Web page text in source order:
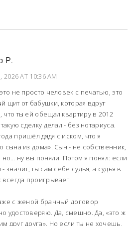
Р.
2026 AT 10:36 AM
не просто человек с печатью, это
щит от бабушки, которая вдруг
что ты ей обещал квартиру в 2012
сделку делал - без нотариуса.
пришёл дядя с иском, что я
сына из дома». Сын - не собственник,
но… ну вы поняли. Потом я понял: если
значит, ты сам себе судья, а судья в
всегда проигрывает.
с женой брачный договор
удостоверяю. Да, смешно. Да, «это ж
друг друга». Но если ты не хочешь,